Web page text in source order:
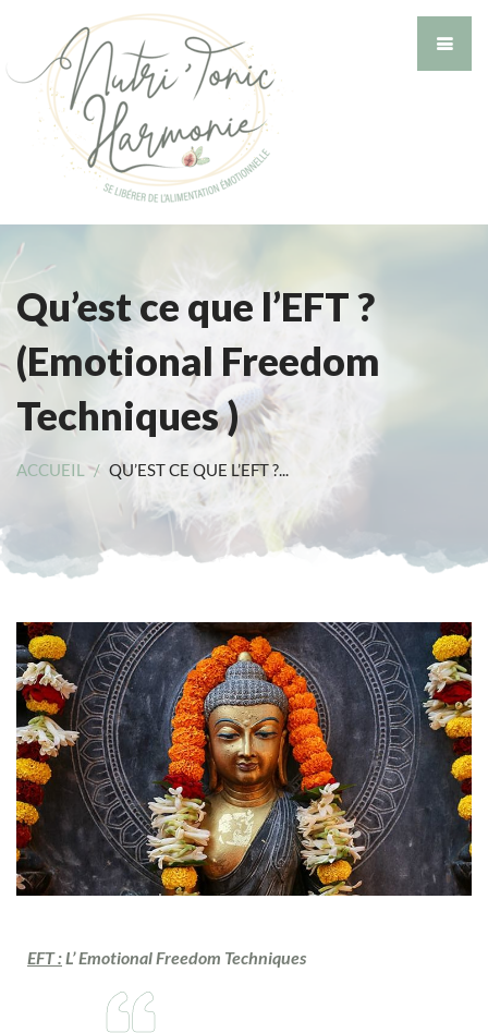
Qu’est ce que l’EFT ?
(Emotional Freedom
Techniques )
ACCUEIL / QU’EST CE QUE L’EFT ?...
EFT : L’ Emotional Freedom Techniques